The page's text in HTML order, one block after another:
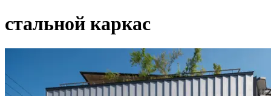
стальной каркас